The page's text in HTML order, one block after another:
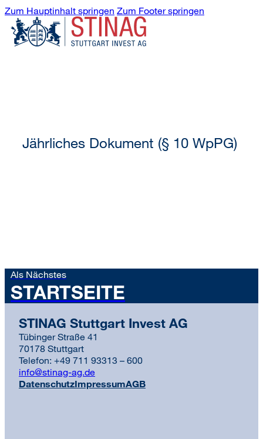
Zum Hauptinhalt springen Zum Footer springen
Jährliches Dokument (§ 10 WpPG)
Als Nächstes
STARTSEITE
STINAG Stuttgart Invest AG
Tübinger Straße 41
70178 Stuttgart
Telefon: +49 711 93313 – 600
info@stinag-ag.de
DatenschutzImpressumAGB